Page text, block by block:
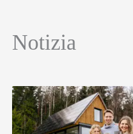
Notizia